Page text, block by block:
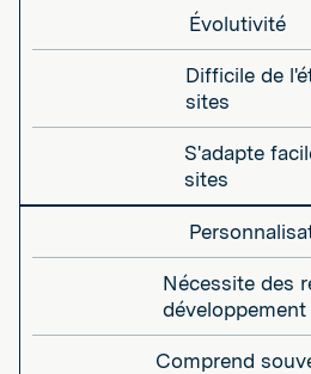
Évolutivité
Difficile de
sites
S'adapte
sites
Nécessite des
développement
Comprend